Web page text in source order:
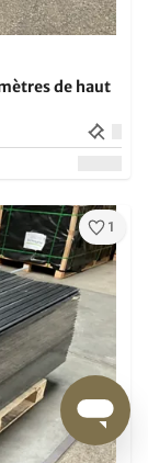
de haut
1